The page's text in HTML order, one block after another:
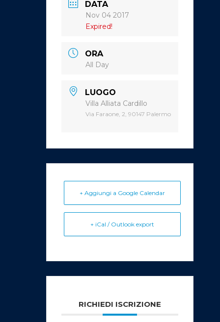
DATA
Nov 04 2017
Expired!
ORA
All Day
LUOGO
Villa Alliata Cardillo
Via Faraone, 2, 90147 Palermo
+ Aggiungi a Google Calendar
+ iCal / Outlook export
RICHIEDI ISCRIZIONE